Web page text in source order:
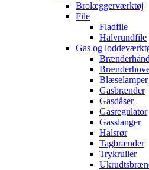
Brolæggerværktøj
File
Fladfile
Halvrundfile
Gas og
Blæselamper
Gasbrænder
Gasdåser
Gasregulator
Gasslanger
Halsrør
Tagbrænder
Trykruller